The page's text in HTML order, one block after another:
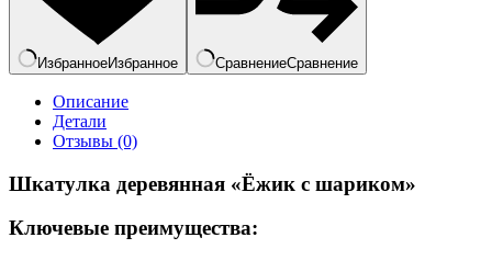
ИзбранноеИзбранное СравнениеСравнение
Описание
Детали
Отзывы (0)
Шкатулка деревянная «Ёжик с шариком»
Ключевые преимущества: